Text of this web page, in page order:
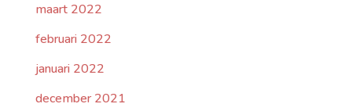
maart 2022
februari 2022
januari 2022
december 2021